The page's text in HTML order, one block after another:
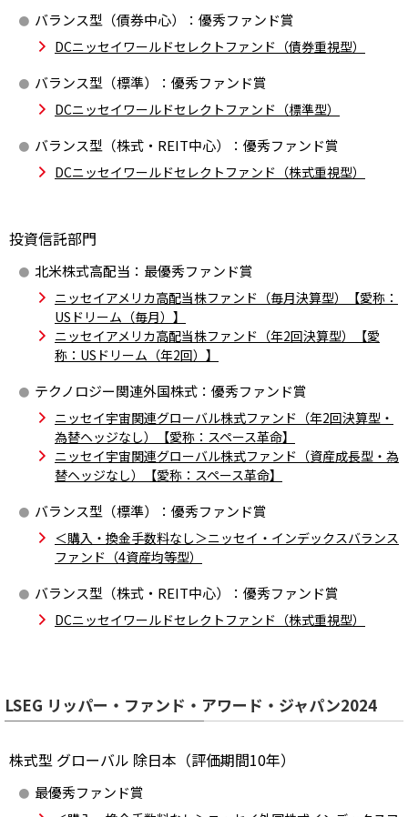
バランス型（債券中心）： 優秀ファンド賞
DCニッセイワールドセレクトファンド（債券重視型）
バランス型（標準）： 優秀ファンド賞
DCニッセイワールドセレクトファンド（標準型）
バランス型（株式・REIT中心）： 優秀ファンド賞
DCニッセイワールドセレクトファンド（株式重視型）
投資信託部門
北米株式高配当： 最優秀ファンド賞
ニッセイアメリカ高配当株ファンド（毎月決算型）【愛称：
USドリーム（毎月）】
ニッセイアメリカ高配当株ファンド（年2回決算型）【愛
称：USドリーム（年2回）】
テクノロジー関連外国株式： 優秀ファンド賞
ニッセイ宇宙関連グローバル株式ファンド（年2回決算型・
為替ヘッジなし）【愛称：スペース革命】
ニッセイ宇宙関連グローバル株式ファンド（資産成長型・為
替ヘッジなし）【愛称：スペース革命】
バランス型（標準）： 優秀ファンド賞
＜購入・換金手数料なし＞ニッセイ・インデックスバランス
ファンド（4資産均等型）
バランス型（株式・REIT中心）： 優秀ファンド賞
DCニッセイワールドセレクトファンド（株式重視型）
LSEG リッパー・ファンド・アワード・ジャパン2024
株式型 グローバル 除日本（評価期間10年）
最優秀ファンド賞